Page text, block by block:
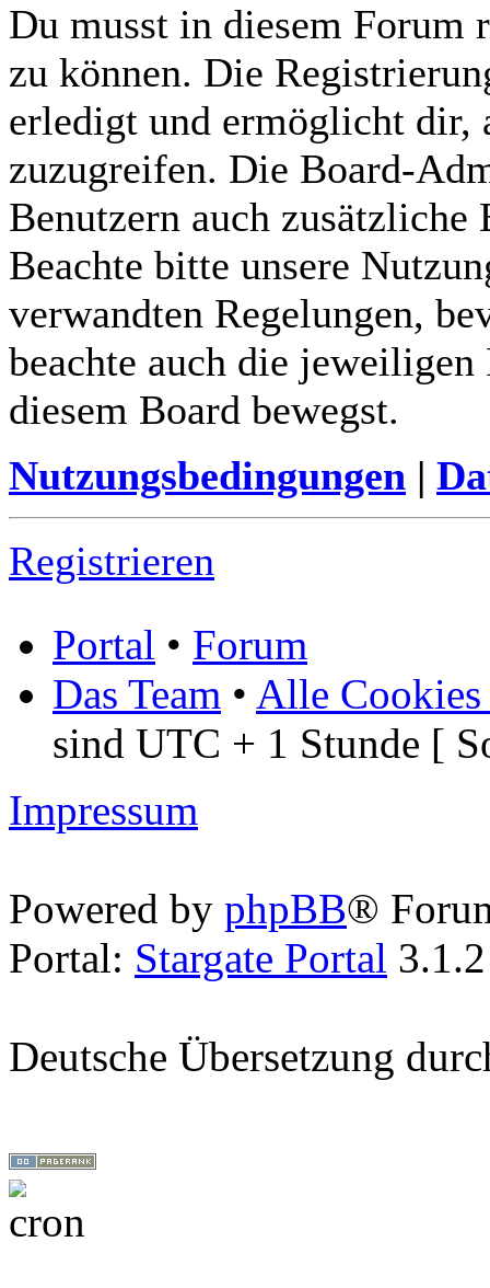
Du musst in diesem Forum
zu können. Die
erledigt und ermöglicht dir,
zuzugreifen. Die Board-
Benutzern auch zusätzliche
Beachte bitte unsere
verwandten Regelungen,
beachte auch die
diesem Board bewegst.
Nutzungsbedingungen |
Registrieren
Portal • Forum
Das Team • Alle Cookies
sind UTC + 1 Stunde [
Impressum
Powered by phpBB®
Portal: Stargate Portal
Deutsche Übersetzung